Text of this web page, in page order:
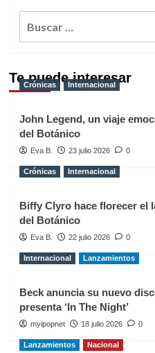
Te puede interesar
Crónicas Internacional
John Legend, un viaje
del Botánico
Eva B. 23 julio 2026 0
Crónicas Internacional
Biffy Clyro hace florecer el
del Botánico
Eva B. 22 julio 2026 0
Internacional Lanzamientos
Beck anuncia su nuevo
presenta ‘In The Night’
myipopnet 18 julio 2026 0
Lanzamientos Nacional